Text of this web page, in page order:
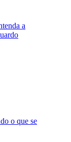
a
o que se